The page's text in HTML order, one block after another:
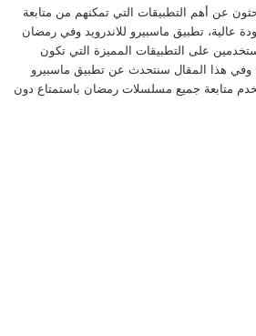
عن أهم التطبيقات التي تمكنهم من متابعة
عالية، تطبيق ماسبيرو للاندرويد وفي رمضان
على التطبيقات المميزة التي تكون
وفي هذا المقال سنتحدث عن تطبيق ماسبيرو
متابعة جميع مسلسلات رمضان باستمتاع دون